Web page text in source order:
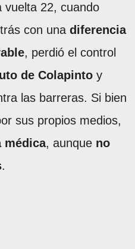
vuelta 22, cuando
con una diferencia
, perdió el control
de Colapinto y
las barreras. Si bien
sus propios medios,
médica, aunque no
.